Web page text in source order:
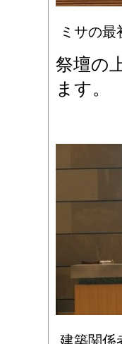
ミサの
祭壇の
ます。
建築関係